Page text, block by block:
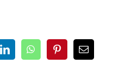
LinkedInWhatsAppPinterestEmail